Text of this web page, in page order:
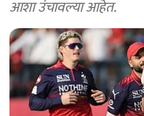
आशा उंचावल्या आहेत.